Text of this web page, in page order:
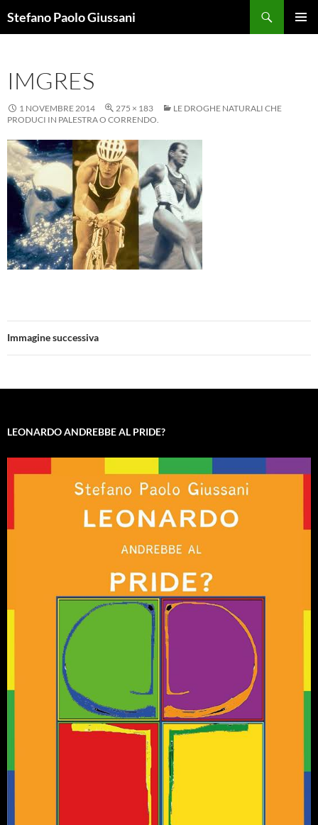
alStefano Paolo Giussani
IMGRES
1 NOVEMBRE 2014 275 × 183
LE DROGHE NATURALI CHE
PRODUCI IN PALESTRA O CORRENDO.
Immagine successiva
LEONARDO ANDREBBE AL PRIDE?